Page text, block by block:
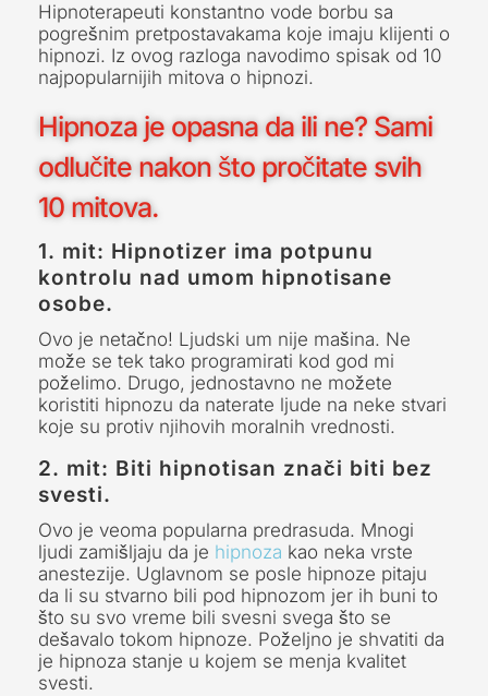
Hipnoterapeuti konstantno vode borbu sa
pogrešnim pretpostavakama koje imaju klijenti o
hipnozi. Iz ovog razloga navodimo spisak od 10
najpopularnijih mitova o hipnozi.
Hipnoza je opasna da ili ne? Sami
odlučite nakon što pročitate svih
10 mitova.
1. mit: Hipnotizer ima potpunu
kontrolu nad umom hipnotisane
osobe.
Ovo je netačno! Ljudski um nije mašina. Ne
može se tek tako programirati kod god mi
poželimo. Drugo, jednostavno ne možete
koristiti hipnozu da naterate ljude na neke stvari
koje su protiv njihovih moralnih vrednosti.
2. mit: Biti hipnotisan znači biti bez
svesti.
Ovo je veoma popularna predrasuda. Mnogi
ljudi zamišljaju da je hipnoza kao neka vrste
anestezije. Uglavnom se posle hipnoze pitaju
da li su stvarno bili pod hipnozom jer ih buni to
što su svo vreme bili svesni svega što se
dešavalo tokom hipnoze. Poželjno je shvatiti da
je hipnoza stanje u kojem se menja kvalitet
svesti.